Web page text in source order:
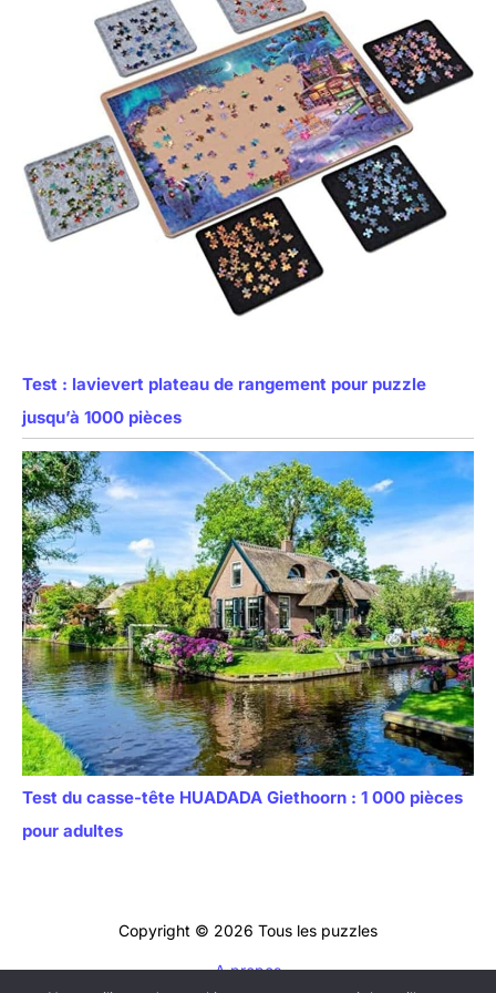
Test : lavievert plateau de rangement pour puzzle
jusqu’à 1000 pièces
Test du casse-tête HUADADA Giethoorn : 1 000 pièces
pour adultes
Copyright © 2026 Tous les puzzles
A propos